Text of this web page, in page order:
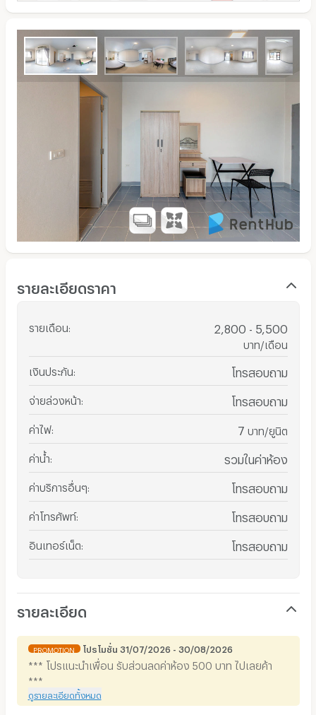
รายละเอียดราคา
รายเดือน 2,800 - 5,500
บาท/เดือน
เงินประกัน โทรสอบถาม
จ่ายล่วงหน้า โทรสอบถาม
ค่าไฟ: 7 บาท/ยูนิต
ค่าน้ำ รวมในค่าห้อง
ค่าบริการอื่นๆ โทรสอบถาม
ค่าโทรศัพท์: โทรสอบถาม
อินเทอร์เน็ต โทรสอบถาม
รายละเอียด
PROMOTION โปรโมชั่น 31/07/2026 - 30/08/2026
*** โปรแนะนำเพื่อน รับส่วนลดค่าห้อง 500 บาท ไปเลยค้า
***
ดูรายละเอียดทั้งหมด